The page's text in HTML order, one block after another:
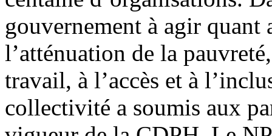
gouvernement à agir quant
l’atténuation de la
travail, à l’accès et à
collectivité a soumis aux